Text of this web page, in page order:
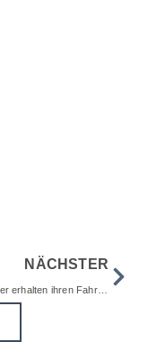
NÄCHSTER
Grundschüler erhalten ihren Fahrradführerschein